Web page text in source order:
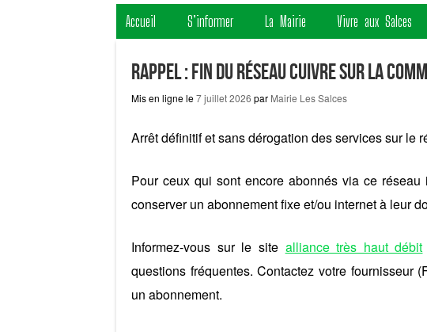
Menu
Fin du contenu
Accueil S’informer La Mairie Vivre aux Salces
Rappel : fin du réseau cuivre sur la
Mis en ligne le7 juillet 2026 par Mairie Les Salces
Arrêt définitif et sans dérogation des services sur le
Pour ceux qui sont encore abonnés via ce
conserver un abonnement fixe et/ou internet à leur
Informez-vous sur le site alliance très haut débit
questions fréquentes. Contactez votre fournisseur
un abonnement.